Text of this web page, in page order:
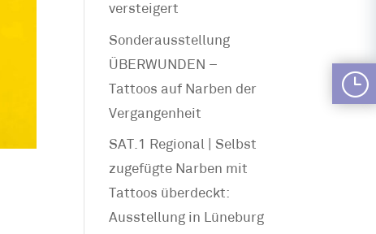
versteigert
Sonderausstellung
ÜBERWUNDEN –
Tattoos auf Narben der
Vergangenheit
SAT.1 Regional | Selbst
zugefügte Narben mit
Tattoos überdeckt:
Ausstellung in Lüneburg
}